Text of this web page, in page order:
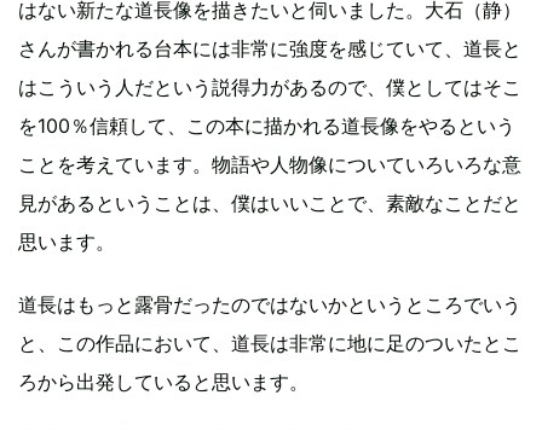
はない新たな道長像を描きたいと伺いました。大石（静）
さんが書かれる台本には非常に強度を感じていて、道長と
はこういう人だという説得力があるので、僕としてはそこ
を100％信頼して、この本に描かれる道長像をやるという
ことを考えています。物語や人物像についていろいろな意
見があるということは、僕はいいことで、素敵なことだと
思います。
道長はもっと露骨だったのではないかというところでいう
と、この作品において、道長は非常に地に足のついたとこ
ろから出発していると思います。